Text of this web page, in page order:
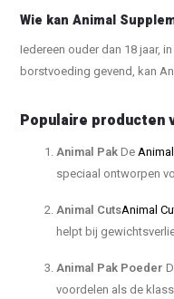
Wie kan Animal
Iedereen ouder dan 18 jaar,
borstvoeding gevend, kan
Populaire producten
Animal Pak De
speciaal ontworpen
Animal CutsAnimal
helpt bij
Animal Pak Poeder
voordelen als de